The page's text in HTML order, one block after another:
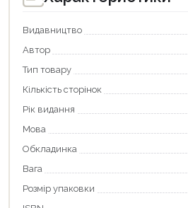
Видавництво
Автор
Тип товару
Кількість сторінок
Рік видання
Мова
Обкладинка
Вага
Розмір упаковки